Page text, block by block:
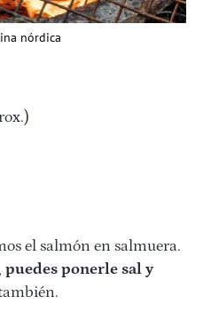
nórdica
el salmón en salmuera.
puedes ponerle sal y